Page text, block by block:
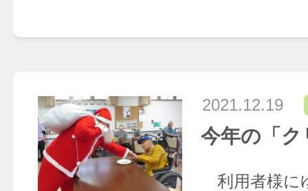
2021.12.19
今年の「
利用者様に